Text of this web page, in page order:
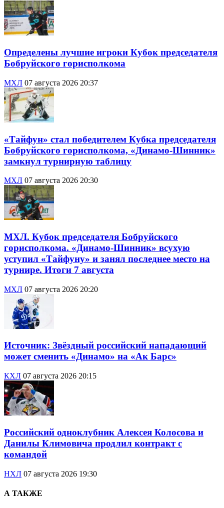
Определены лучшие игроки Кубок председателя
Бобруйского горисполкома
МХЛ 07 августа 2026 20:37
«Тайфун» стал победителем Кубка председателя
Бобруйского горисполкома, «Динамо-Шинник»
замкнул турнирную таблицу
МХЛ 07 августа 2026 20:30
МХЛ. Кубок председателя Бобруйского
горисполкома. «Динамо-Шинник» всухую
уступил «Тайфуну» и занял последнее место на
турнире. Итоги 7 августа
МХЛ 07 августа 2026 20:20
Источник: Звёздный российский нападающий
может сменить «Динамо» на «Ак Барс»
КХЛ 07 августа 2026 20:15
Российский одноклубник Алексея Колосова и
Данилы Климовича продлил контракт с
командой
НХЛ 07 августа 2026 19:30
А ТАКЖЕ